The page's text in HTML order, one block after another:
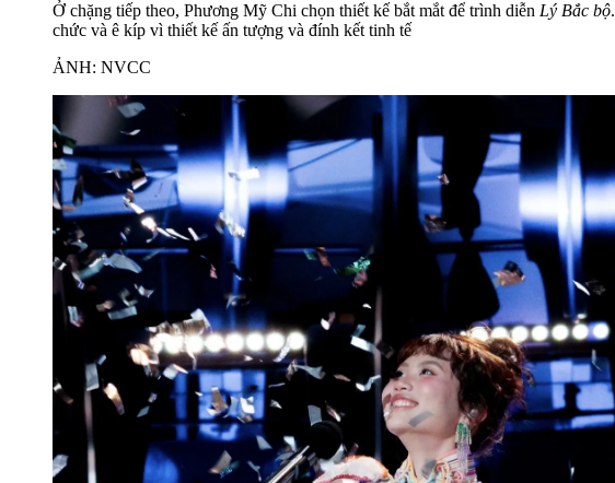
Ở chặng tiếp theo, Phương Mỹ Chi chọn thiết kế bắt mắt để trình diễn Lý Bắc bộ
chức và ê kíp vì thiết kế ấn tượng và đính kết tinh tế
ẢNH: NVCC